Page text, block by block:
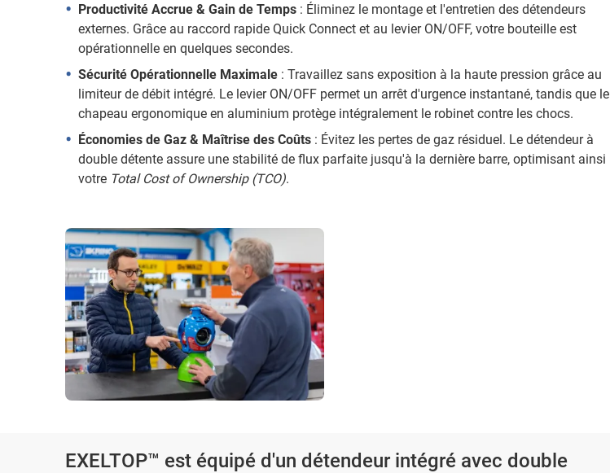
Productivité Accrue & Gain de Temps : Éliminez le montage et l'entretien des détendeurs
externes. Grâce au raccord rapide Quick Connect et au levier ON/OFF, votre bouteille est
opérationnelle en quelques secondes.
Sécurité Opérationnelle Maximale : Travaillez sans exposition à la haute pression grâce au
limiteur de débit intégré. Le levier ON/OFF permet un arrêt d'urgence instantané, tandis que le
chapeau ergonomique en aluminium protège intégralement le robinet contre les chocs.
Économies de Gaz & Maîtrise des Coûts : Évitez les pertes de gaz résiduel. Le détendeur à
double détente assure une stabilité de flux parfaite jusqu'à la dernière barre, optimisant ainsi
votre Total Cost of Ownership (TCO).
EXELTOP™ est équipé d'un détendeur intégré avec double